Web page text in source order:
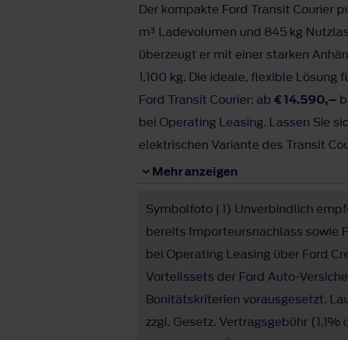
Der kompakte Ford Transit Courier
m³ Ladevolumen und 845 kg
überzeugt er mit einer starken
1.100 kg. Die ideale, flexible Lösung
Ford Transit Courier: ab € 14.590,–
bei Operating Leasing. Lassen Sie
elektrischen Variante des Transit
die sich perfekt für Ihren
mtl. bei Operating Leasing
Mehr anzeigen
Symbolfoto | 1) Unverbindlich
bereits Importeursnachlass sowie
bei Operating Leasing über Ford
Vorteilssets der Ford Auto-
Bonitätskriterien vorausgesetzt.
zzgl. Gesetz. Vertragsgebühr